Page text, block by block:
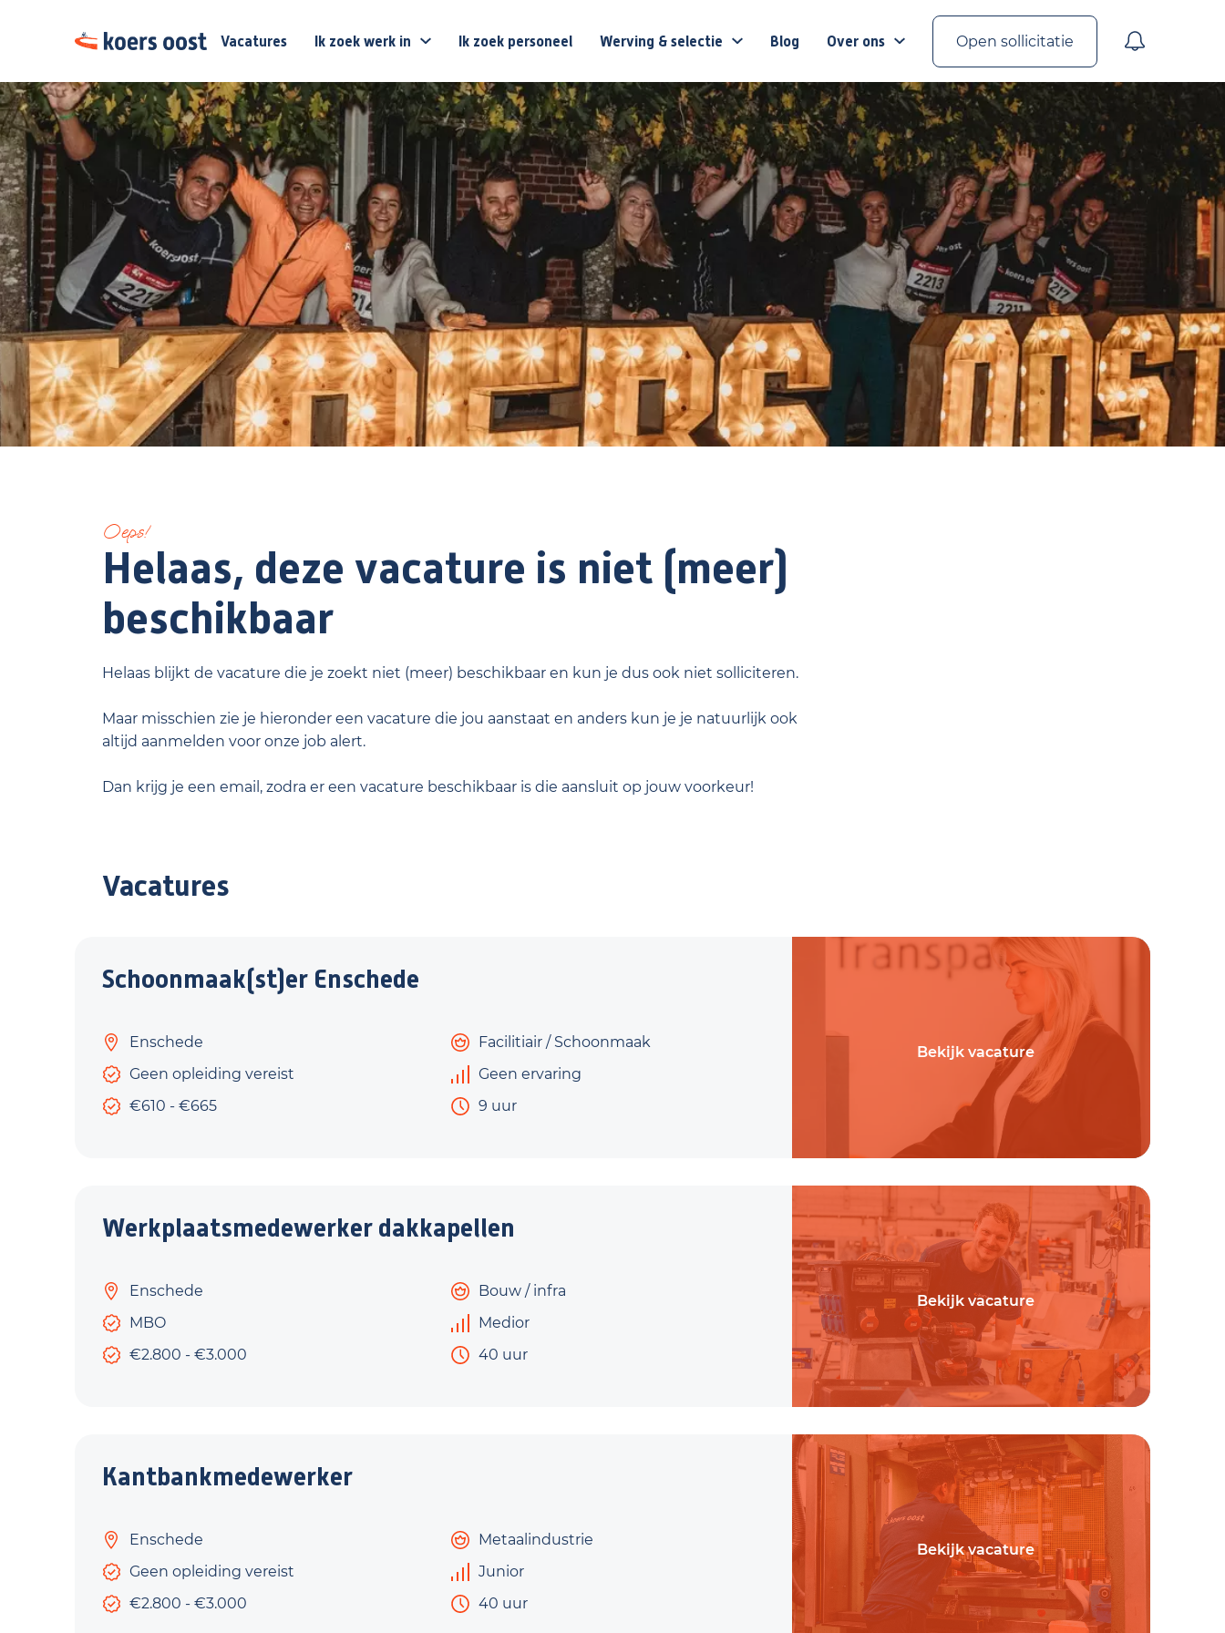
Vacatures Ik zoek werk in Ik zoek personeel Werving & selectie Blog Over ons Open sollicitatie
Oeps!
Helaas, deze vacature is niet (meer)
beschikbaar
Helaas blijkt de vacature die je zoekt niet (meer) beschikbaar en kun je dus ook niet solliciteren.
Maar misschien zie je hieronder een vacature die jou aanstaat en anders kun je je natuurlijk ook
altijd aanmelden voor onze job alert.
Dan krijg je een email, zodra er een vacature beschikbaar is die aansluit op jouw voorkeur!
Vacatures
Schoonmaak(st)er Enschede
Enschede
Facilitiair / Schoonmaak
Geen opleiding vereist
Geen ervaring
€610 - €665
9 uur
Bekijk vacature
Werkplaatsmedewerker dakkapellen
Enschede
Bouw / infra
MBO
Medior
€2.800 - €3.000
40 uur
Bekijk vacature
Kantbankmedewerker
Enschede
Metaalindustrie
Geen opleiding vereist
Junior
€2.800 - €3.000
40 uur
Bekijk vacature